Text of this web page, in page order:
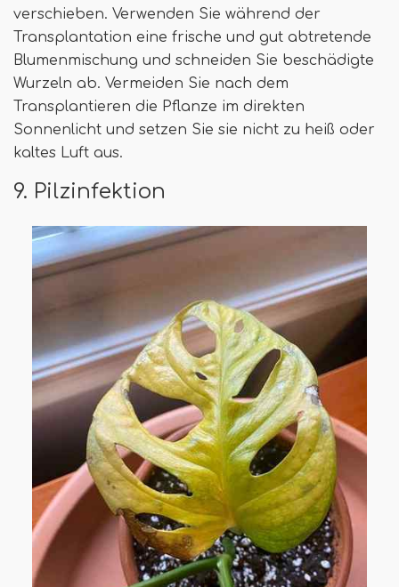
verschieben. Verwenden Sie während der
Transplantation eine frische und gut abtretende
Blumenmischung und schneiden Sie beschädigte
Wurzeln ab. Vermeiden Sie nach dem
Transplantieren die Pflanze im direkten
Sonnenlicht und setzen Sie sie nicht zu heiß oder
kaltes Luft aus.
9. Pilzinfektion